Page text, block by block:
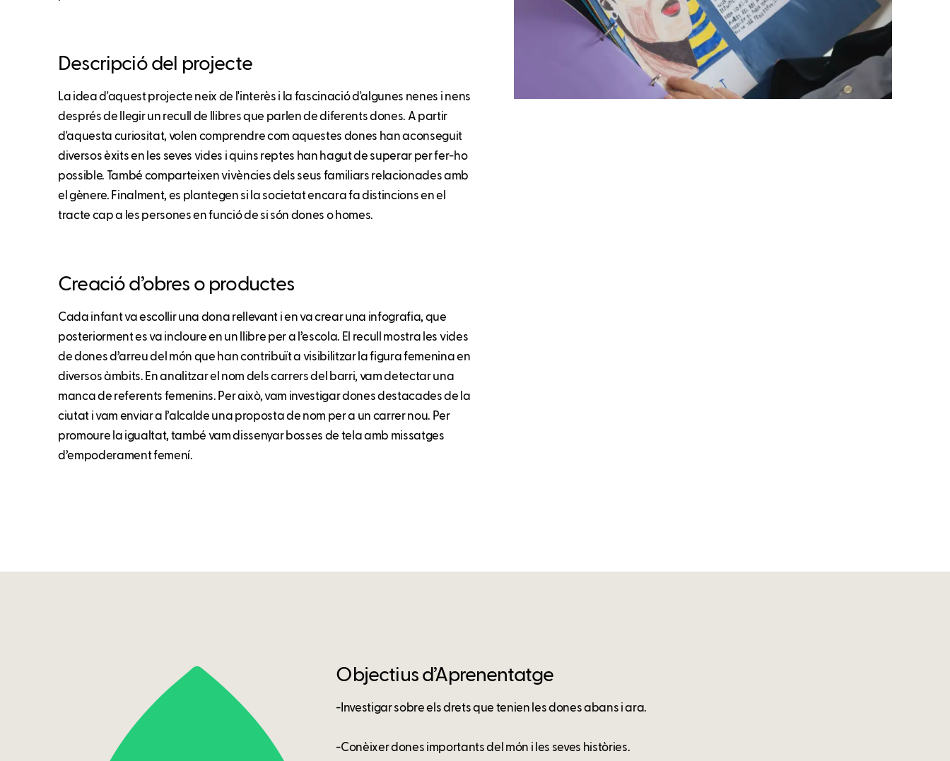
Descripció del projecte
La idea d'aquest projecte neix de l'interès i la fascinació d'algunes nenes i nens
després de llegir un recull de llibres que parlen de diferents dones. A partir
d'aquesta curiositat, volen comprendre com aquestes dones han aconseguit
diversos èxits en les seves vides i quins reptes han hagut de superar per fer-ho
possible. També comparteixen vivències dels seus familiars relacionades amb
el gènere. Finalment, es plantegen si la societat encara fa distincions en el
tracte cap a les persones en funció de si són dones o homes.
Creació d’obres o productes
Cada infant va escollir una dona rellevant i en va crear una infografia, que
posteriorment es va incloure en un llibre per a l’escola. El recull mostra les vides
de dones d’arreu del món que han contribuït a visibilitzar la figura femenina en
diversos àmbits. En analitzar el nom dels carrers del barri, vam detectar una
manca de referents femenins. Per això, vam investigar dones destacades de la
ciutat i vam enviar a l’alcalde una proposta de nom per a un carrer nou. Per
promoure la igualtat, també vam dissenyar bosses de tela amb missatges
d’empoderament femení.
Objectius d’Aprenentatge
-Investigar sobre els drets que tenien les dones abans i ara.
-Conèixer dones importants del món i les seves històries.